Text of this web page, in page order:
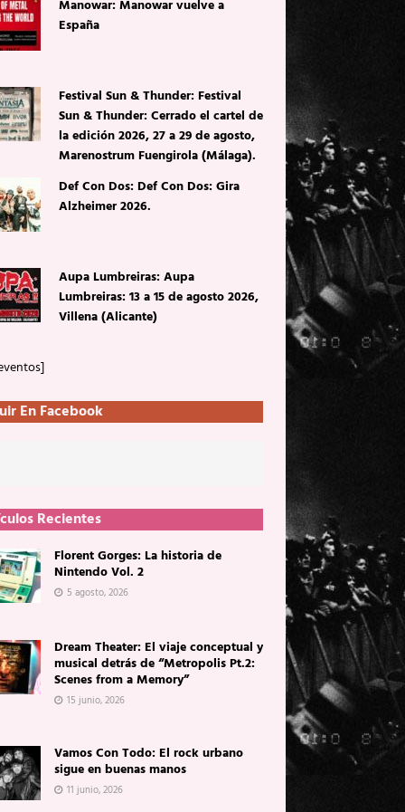
Manowar: Manowar vuelve a
España
Festival Sun & Thunder: Festival
Sun & Thunder: Cerrado el cartel de
la edición 2026, 27 a 29 de agosto,
Marenostrum Fuengirola (Málaga).
Def Con Dos: Def Con Dos: Gira
Alzheimer 2026.
Aupa Lumbreiras: Aupa
Lumbreiras: 13 a 15 de agosto 2026,
Villena (Alicante)
En Facebook
Recientes
Florent Gorges: La historia de
Nintendo Vol. 2
5 agosto, 2026
Dream Theater: El viaje conceptual y
musical detrás de “Metropolis Pt.2:
Scenes from a Memory”
15 junio, 2026
Vamos Con Todo: El rock urbano
sigue en buenas manos
11 junio, 2026